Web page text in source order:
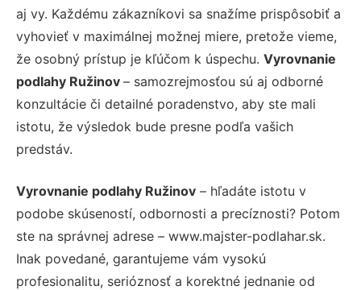
aj vy. Každému zákazníkovi sa snažíme prispôsobiť a
vyhovieť v maximálnej možnej miere, pretože vieme,
že osobný prístup je kľúčom k úspechu. Vyrovnanie
podlahy Ružinov – samozrejmosťou sú aj odborné
konzultácie či detailné poradenstvo, aby ste mali
istotu, že výsledok bude presne podľa vašich
predstáv.
Vyrovnanie podlahy Ružinov – hľadáte istotu v
podobe skúseností, odbornosti a precíznosti? Potom
ste na správnej adrese – www.majster-podlahar.sk.
Inak povedané, garantujeme vám vysokú
profesionalitu, serióznosť a korektné jednanie od